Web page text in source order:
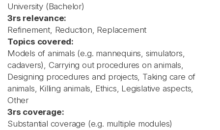
University (Bachelor)
3rs relevance:
Refinement, Reduction, Replacement
Topics covered:
Models of animals (e.g. mannequins, simulators,
cadavers), Carrying out procedures on animals,
Designing procedures and projects, Taking care of
animals, Killing animals, Ethics, Legislative aspects,
Other
3rs coverage:
Substantial coverage (e.g. multiple modules)